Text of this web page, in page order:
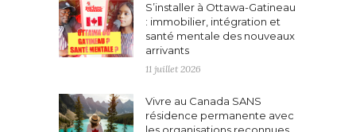
S’installer à Ottawa-Gatineau
: immobilier, intégration et
santé mentale des nouveaux
arrivants
11 juillet 2026
Vivre au Canada SANS
résidence permanente avec